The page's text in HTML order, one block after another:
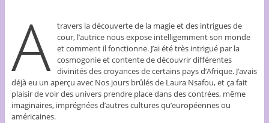
A
travers la découverte de la magie et des intrigues de
cour, l’autrice nous expose intelligemment son monde
et comment il fonctionne. J’ai été très intrigué par la
cosmogonie et contente de découvrir différentes
divinités des croyances de certains pays d’Afrique. J’avais
déjà eu un aperçu avec Nos jours brûlés de Laura Nsafou, et ça fait
plaisir de voir des univers prendre place dans des contrées, même
imaginaires, imprégnées d’autres cultures qu’européennes ou
américaines.